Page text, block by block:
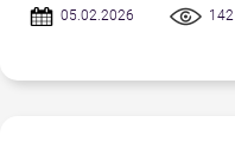
05.02.2026 142